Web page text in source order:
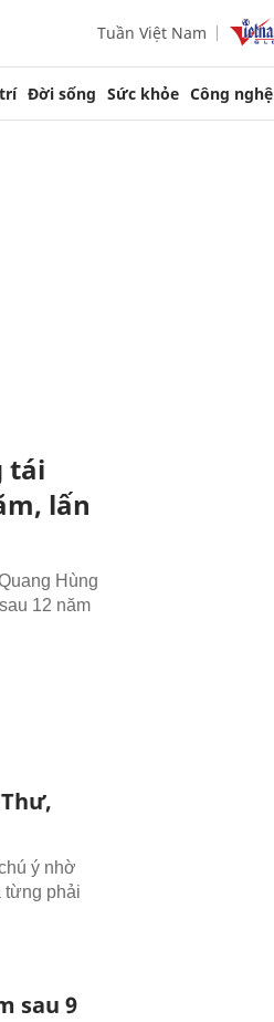
Tuần Việt Nam
Đời sống Sức khỏe Công nghệ
tái
lấn
Hùng
12 năm
ý nhờ
từng phải
sau 9